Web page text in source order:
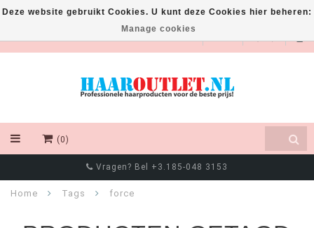
EUR
(0)
Chat met ons via Whatsapp! +316 8550 4111
Home Tags force
Deze website gebruikt Cookies. U kunt deze Cookies hier beheren:
Manage cookies